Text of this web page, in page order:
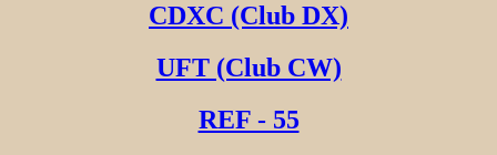
CDXC (Club DX)
UFT (Club CW)
REF - 55